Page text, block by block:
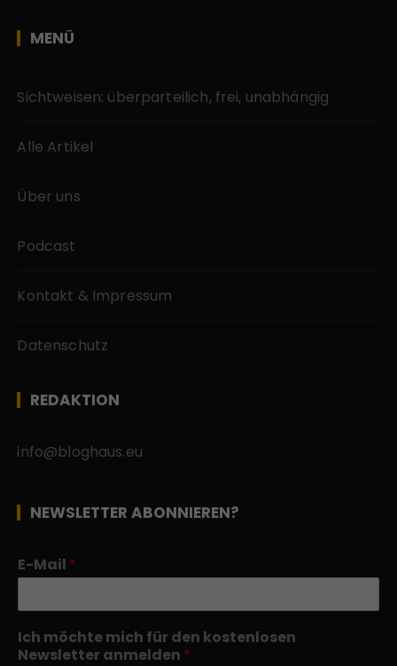
MENÜ
Sichtweisen: überparteilich, frei, unabhängig
Alle Artikel
Über uns
Podcast
Kontakt & Impressum
Datenschutz
REDAKTION
info@bloghaus.eu
NEWSLETTER ABONNIEREN?
E-Mail *
Ich möchte mich für den kostenlosen
Newsletter anmelden *